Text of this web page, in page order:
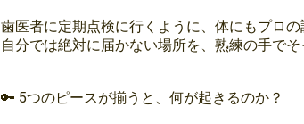
歯医者に定期点検に行くように、体にもプロの
自分では絶対に届かない場所を、熟練の手でそ
🔑 5つのピースが揃うと、何が起きるのか？